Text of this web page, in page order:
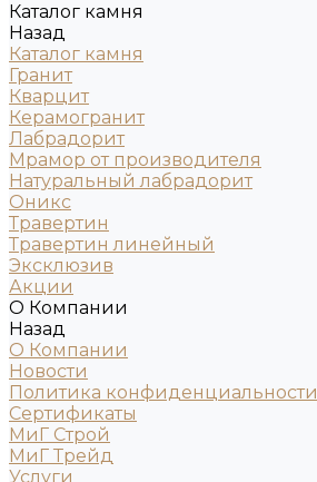
Каталог камня
Назад
Каталог камня
Гранит
Кварцит
Керамогранит
Лабрадорит
Мрамор от производителя
Натуральный лабрадорит
Оникс
Травертин
Травертин линейный
Эксклюзив
Акции
О Компании
Назад
О Компании
Новости
Политика конфиденциальности
Сертификаты
МиГ Строй
МиГ Трейд
Услуги